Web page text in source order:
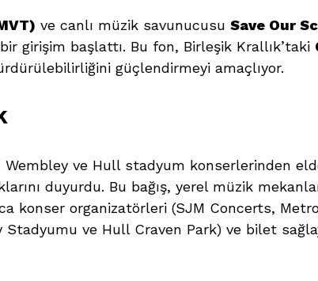
ve canlı müzik savunucusu Save Our
girişim başlattı. Bu fon, Birleşik Krallık’taki
güçlendirmeyi amaçlıyor.
Wembley ve Hull stadyum konserlerinden
duyurdu. Bu bağış, yerel müzik
konser organizatörleri (SJM Concerts,
Stadyumu ve Hull Craven Park) ve bilet